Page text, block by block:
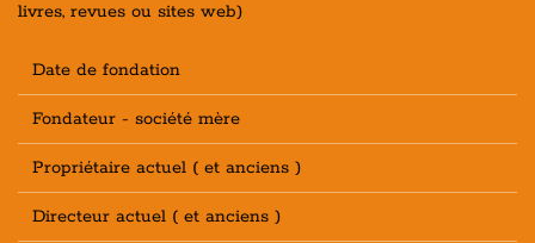
livres, revues ou sites web)
Date de fondation
Fondateur - société mère
Propriétaire actuel ( et anciens )
Directeur actuel ( et anciens )